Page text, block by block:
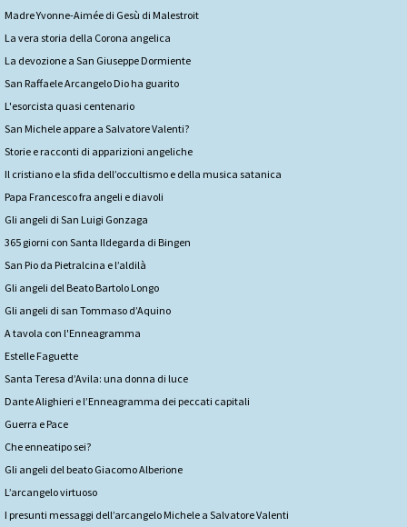
Madre Yvonne-Aimée di Gesù di Malestroit
La vera storia della Corona angelica
La devozione a San Giuseppe Dormiente
San Raffaele Arcangelo Dio ha guarito
L'esorcista quasi centenario
San Michele appare a Salvatore Valenti?
Storie e racconti di apparizioni angeliche
Il cristiano e la sfida dell’occultismo e della musica satanica
Papa Francesco fra angeli e diavoli
Gli angeli di San Luigi Gonzaga
365 giorni con Santa Ildegarda di Bingen
San Pio da Pietralcina e l’aldilà
Gli angeli del Beato Bartolo Longo
Gli angeli di san Tommaso d’Aquino
A tavola con l'Enneagramma
Estelle Faguette
Santa Teresa d’Avila: una donna di luce
Dante Alighieri e l’Enneagramma dei peccati capitali
Guerra e Pace
Che enneatipo sei?
Gli angeli del beato Giacomo Alberione
L’arcangelo virtuoso
I presunti messaggi dell’arcangelo Michele a Salvatore Valenti